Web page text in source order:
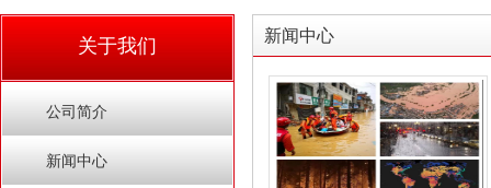
关于我们
公司简介
新闻中心
新闻中心